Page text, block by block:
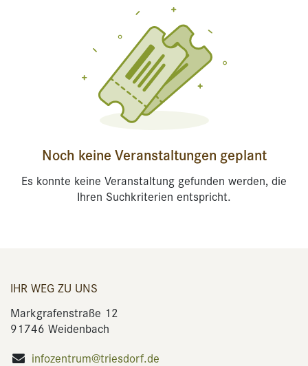
Noch keine Veranstaltungen geplant
Es konnte keine Veranstaltung gefunden werden, die
Ihren Suchkriterien entspricht.
IHR WEG ZU UNS
Markgrafenstraße 12
91746 Weidenbach
infozentrum@triesdorf.de